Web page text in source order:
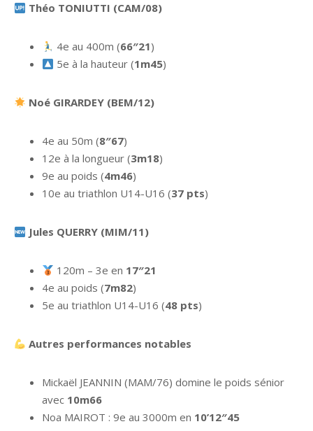
Théo TONIUTTI (CAM/08)
4e au 400m (66″21)
5e à la hauteur (1m45)
Noé GIRARDEY (BEM/12)
4e au 50m (8″67)
12e à la longueur (3m18)
9e au poids (4m46)
10e au triathlon U14-U16 (37 pts)
Jules QUERRY (MIM/11)
120m – 3e en 17″21
4e au poids (7m82)
5e au triathlon U14-U16 (48 pts)
Autres performances notables
Mickaël JEANNIN (MAM/76) domine le poids sénior
avec 10m66
Noa MAIROT : 9e au 3000m en 10’12″45